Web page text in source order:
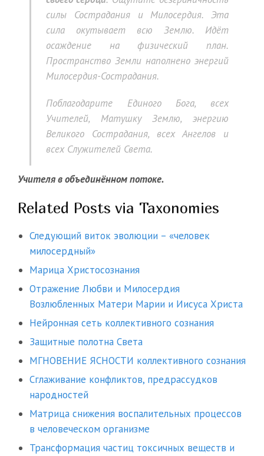
силы Сострадания и Милосердия. Эта
сила окутывает всю Землю. Идёт
осаждение на физический план.
Пространство Земли наполнено энергий
Милосердия-Сострадания.
Поблагодарите Единого Бога, всех
Учителей, Матушку Землю, энергию
Великого Сострадания, всех Ангелов и
всех Служителей Света.
Учителя в объединённом потоке.
Related Posts via Taxonomies
Следующий виток эволюции – «человек
милосердный»
Марица Христосознания
Отражение Любви и Милосердия
Возлюбленных Матери Марии и Иисуса Христа
Нейронная сеть коллективного сознания
Защитные полотна Света
МГНОВЕНИЕ ЯСНОСТИ коллективного сознания
Сглаживание конфликтов, предрассудков
народностей
Матрица снижения воспалительных процессов
в человеческом организме
Трансформация частиц токсичных веществ и